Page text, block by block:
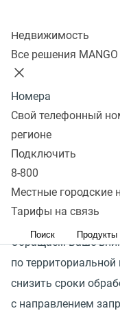
Недвижимость
Все решения MANGO
Номера
Свой телефонный
регионе
Подключить
8-800
Местные городские
Тарифы на связь
Поиск Продукты
в электронном виде
скан-копии/
а потому такие
к исполнению
запроса на
адресу ООО «Манго
Обращаем Ваше
по
снизить сроки
с направлением